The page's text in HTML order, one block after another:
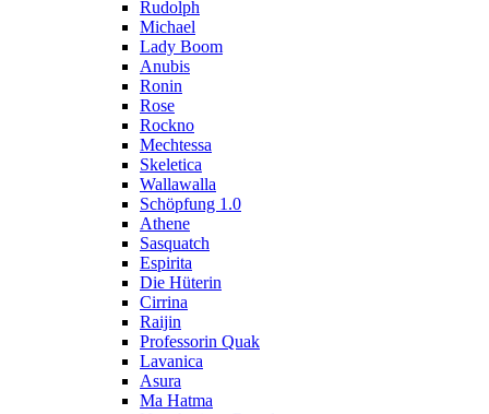
Rudolph
Michael
Lady Boom
Anubis
Ronin
Rose
Rockno
Mechtessa
Skeletica
Wallawalla
Schöpfung 1.0
Athene
Sasquatch
Espirita
Die Hüterin
Cirrina
Raijin
Professorin Quak
Lavanica
Asura
Ma Hatma